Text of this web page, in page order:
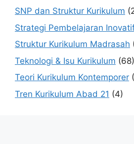
SNP dan Struktur Kurikulum
Strategi Pembelajaran
Struktur Kurikulum Madrasah
Teknologi & Isu Kurikulum (68)
Teori Kurikulum Kontemporer
Tren Kurikulum Abad 21 (4)